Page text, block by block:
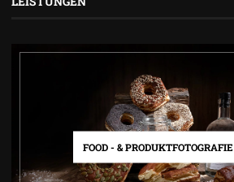
FOOD - & PRODUKTFOTOGRAFIE